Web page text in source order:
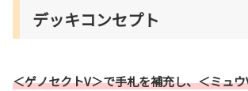
デッキコンセプト
＜ゲノセクトV＞で手札を補充し、＜ミュ